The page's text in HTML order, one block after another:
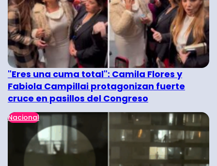
"Eres una cuma total": Camila Flores y
Fabiola Campillai protagonizan fuerte
cruce en pasillos del Congreso
Nacional